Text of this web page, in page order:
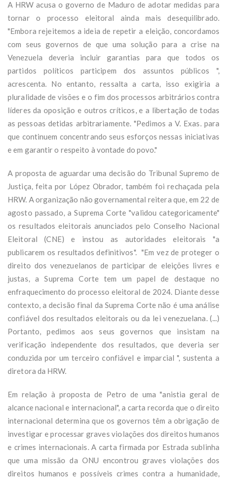
A HRW acusa o governo de Maduro de adotar medidas para
tornar o processo eleitoral ainda mais desequilibrado.
"Embora rejeitemos a ideia de repetir a eleição, concordamos
com seus governos de que uma solução para a crise na
Venezuela deveria incluir garantias para que todos os
partidos políticos participem dos assuntos públicos ",
acrescenta. No entanto, ressalta a carta, isso exigiria a
pluralidade de visões e o fim dos processos arbitrários contra
líderes da oposição e outros críticos, e a libertação de todas
as pessoas detidas arbitrariamente. "Pedimos a V. Exas. para
que continuem concentrando seus esforços nessas iniciativas
e em garantir o respeito à vontade do povo."
A proposta de aguardar uma decisão do Tribunal Supremo de
Justiça, feita por López Obrador, também foi rechaçada pela
HRW. A organização não governamental reitera que, em 22 de
agosto passado, a Suprema Corte "validou categoricamente"
os resultados eleitorais anunciados pelo Conselho Nacional
Eleitoral (CNE) e instou as autoridades eleitorais "a
publicarem os resultados definitivos". "Em vez de proteger o
direito dos venezuelanos de participar de eleições livres e
justas, a Suprema Corte tem um papel de destaque no
enfraquecimento do processo eleitoral de 2024. Diante desse
contexto, a decisão final da Suprema Corte não é uma análise
confiável dos resultados eleitorais ou da lei venezuelana. (...)
Portanto, pedimos aos seus governos que insistam na
verificação independente dos resultados, que deveria ser
conduzida por um terceiro confiável e imparcial ", sustenta a
diretora da HRW.
Em relação à proposta de Petro de uma "anistia geral de
alcance nacional e internacional", a carta recorda que o direito
internacional determina que os governos têm a obrigação de
investigar e processar graves violações dos direitos humanos
e crimes internacionais. A carta firmada por Estrada sublinha
que uma missão da ONU encontrou graves violações dos
direitos humanos e possíveis crimes contra a humanidade,